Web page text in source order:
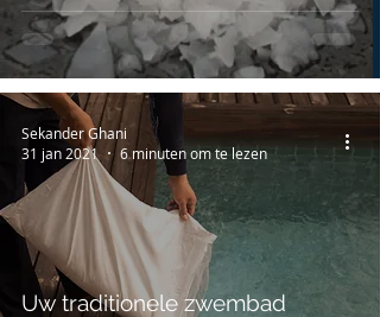
Uw traditionele zwembad
Sekander Ghani
31 jan 2021
6 minuten om te lezen